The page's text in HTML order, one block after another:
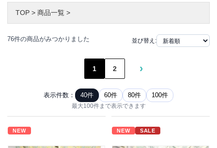
TOP > 商品一覧 >
76件の商品がみつかりました 並び替え:
1 2 ›
表示件数： 40件 60件 80件 100件
最大100件まで表示できます
NEW NEW SALE